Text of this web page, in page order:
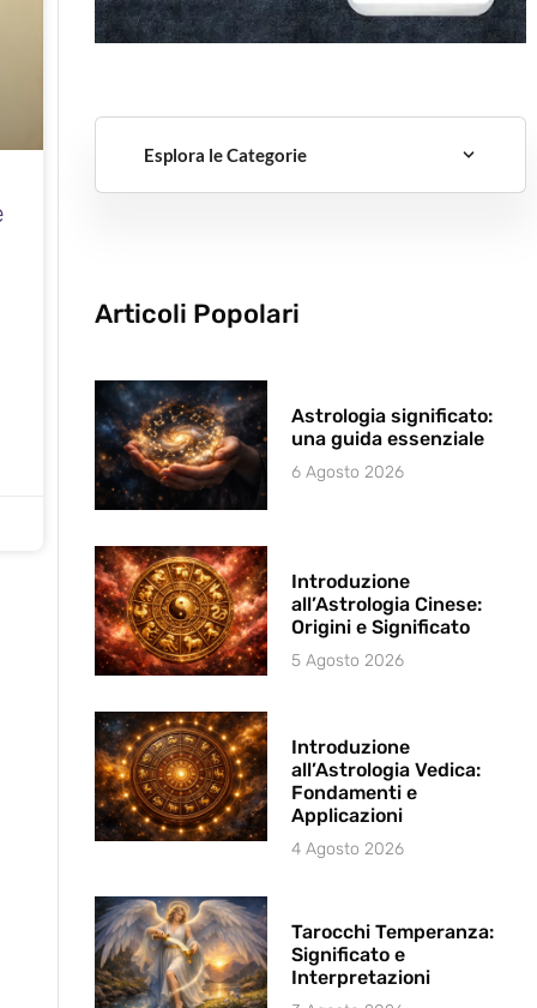
Esplora le Categorie
Articoli Popolari
Astrologia significato:
una guida essenziale
6 Agosto 2026
Introduzione
all’Astrologia Cinese:
Origini e Significato
5 Agosto 2026
Introduzione
all’Astrologia Vedica:
Fondamenti e
Applicazioni
4 Agosto 2026
Tarocchi Temperanza:
Significato e
Interpretazioni